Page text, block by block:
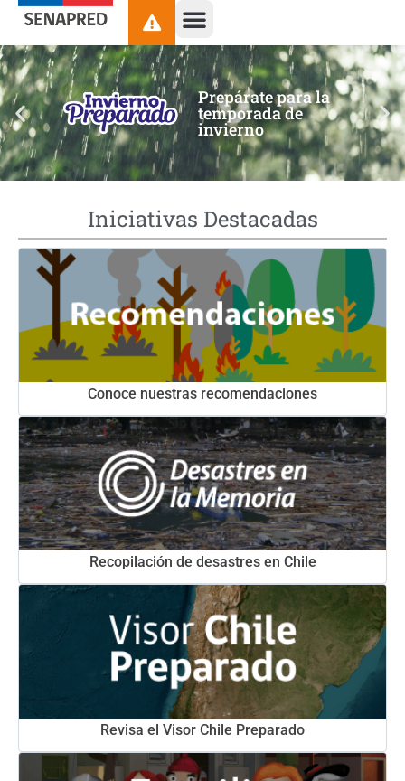
contenido
Prepárate para la
temporada de
invierno
Iniciativas Destacadas
Conoce nuestras recomendaciones
Recopilación de desastres en Chile
Revisa el Visor Chile Preparado